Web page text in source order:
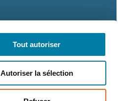
Tout autoriser
Autoriser la sélection